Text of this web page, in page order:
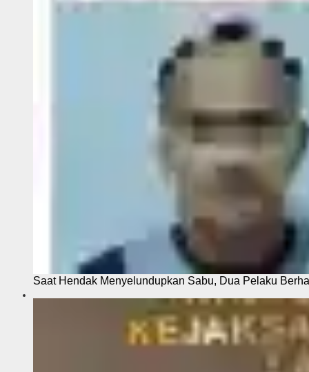
Saat Hendak Menyelundupkan Sabu, Dua Pelaku